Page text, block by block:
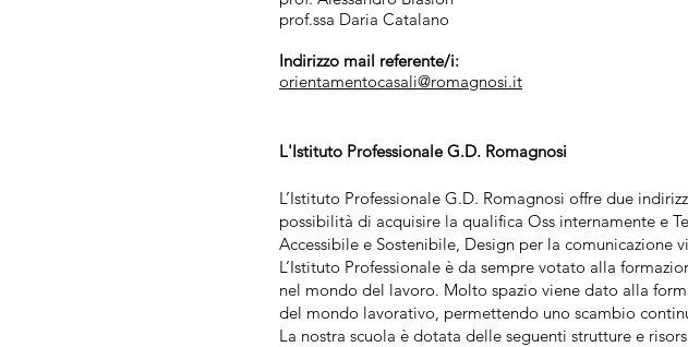
prof.ssa Daria Catalano
Indirizzo mail referente/i:
orientamentocasali@romagnosi.it
L'Istituto Professionale G.D. Romagnosi
L’Istituto Professionale G.D. Romagnosi offre due
possibilità di acquisire la qualifica Oss internamente e
Accessibile e Sostenibile, Design per la comunicazione
L’Istituto Professionale è da sempre votato alla
nel mondo del lavoro. Molto spazio viene dato alla
del mondo lavorativo, permettendo uno scambio
La nostra scuola è dotata delle seguenti strutture e